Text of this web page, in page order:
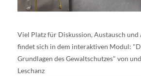
Viel Platz für Diskussion, Austausch
findet sich in dem interaktiven Modul:
Grundlagen des Gewaltschutzes" von
Leschanz